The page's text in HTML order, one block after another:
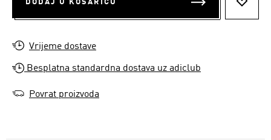
DODAJ U KOŠARICU
Vrijeme dostave
Besplatna standardna dostava uz adiclub
Povrat proizvoda